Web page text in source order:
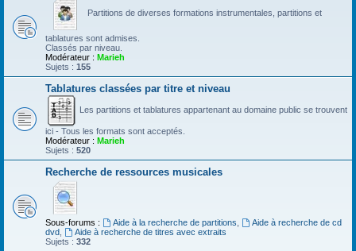
Partitions de diverses formations instrumentales, partitions et
tablatures sont admises.
Classés par niveau.
Modérateur : Marieh
Sujets : 155
Tablatures classées par titre et niveau
Les partitions et tablatures appartenant au domaine public se trouvent
ici - Tous les formats sont acceptés.
Modérateur : Marieh
Sujets : 520
Recherche de ressources musicales
Sous-forums : Aide à la recherche de partitions
Aide à recherche de cd
dvd
Aide à recherche de titres avec extraits
Sujets : 332